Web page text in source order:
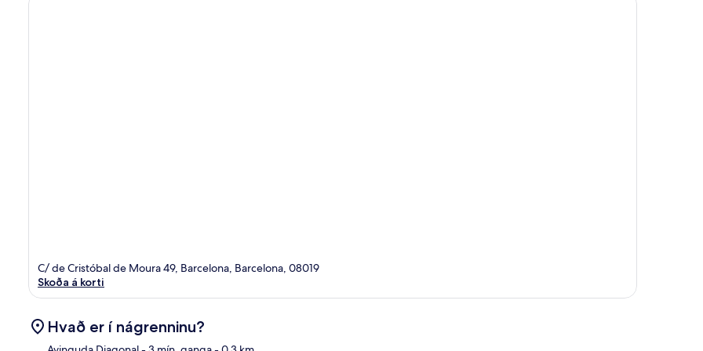
C/ de Cristóbal de Moura 49, Barcelona, Barcelona, 08019
Skoða á korti
Hvað er í nágrenninu?